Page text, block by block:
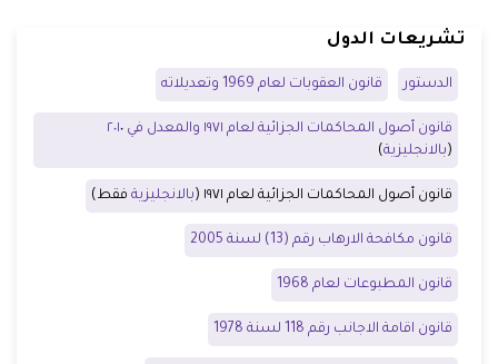
تشريعات الدول
الدستور قانون العقوبات لعام 1969 وتعديلاته
قانون أصول المحاكمات الجزائية لعام ١٩٧١ والمعدل في ٢٠١
٠
(بالانجليزية)
قانون أصول المحاكمات الجزائية لعام ١٩٧١ ( بالانجليزية فقط)
قانون مكافحة الارهاب رقم (13) لسنة 2005
قانون المطبوعات لعام 1968
قانون اقامة الاجانب رقم 118 لسنة 1978